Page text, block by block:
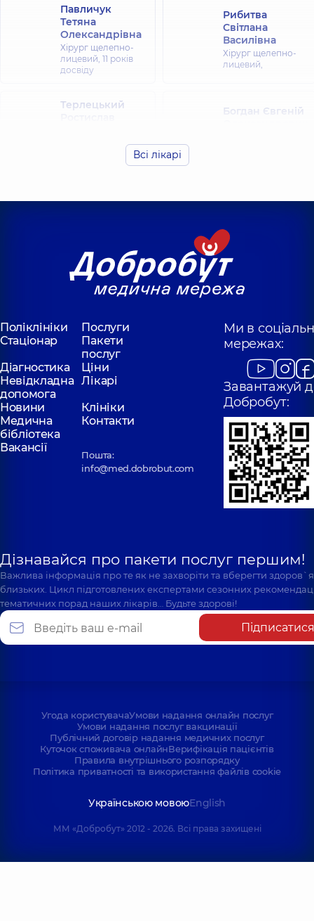
Павличук
Тетяна
Олександрівна
Хірург щелепно-
лицевий, 11 років
досвіду
Рибитва
Світлана
Василівна
Хірург щелепно-
лицевий,
Терлецький
Хірург щелепно-
10 років
Богдан Євгеній
Всі лікарі
Поліклініки
Послуги
Стаціонар
Пакети
послуг
Діагностика
Ціни
Невідкладна
допомога
Лікарі
Новини
Клініки
Медична
бібліотека
Контакти
Вакансії
Пошта:
info@med.dobrobut.com
Ми в
мережах:
Завантажуй
Добробут:
Дізнавайся про пакети послуг першим!
Важлива інформація про те як не захворіти та вберегти
близьких. Цикл підготовлених експертами сезонних
тематичних порад наших лікарів… Будьте здорові!
Підписатися
Угода користувачаУмови надання онлайн послуг
Умови надання послуг вакцинації
Публічний договір надання медичних послуг
Куточок споживача онлайнВерифікація пацієнтів
Правила внутрішнього розпорядку
Політика приватності та використання файлів cookie
Українською мовоюEnglish
ММ «Добробут» 2012 - 2026. Всі права захищені